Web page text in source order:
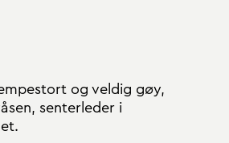
og veldig gøy,
senterleder i